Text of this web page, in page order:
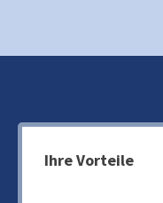
Ihre Vorteile